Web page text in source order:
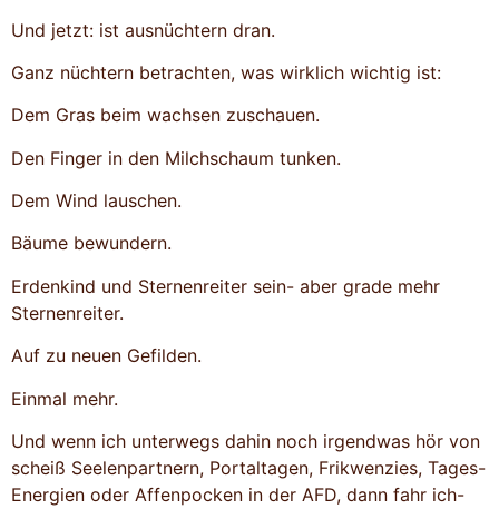
Und jetzt: ist ausnüchtern dran.
Ganz nüchtern betrachten, was wirklich wichtig ist:
Dem Gras beim wachsen zuschauen.
Den Finger in den Milchschaum tunken.
Dem Wind lauschen.
Bäume bewundern.
Erdenkind und Sternenreiter sein- aber grade mehr
Sternenreiter.
Auf zu neuen Gefilden.
Einmal mehr.
Und wenn ich unterwegs dahin noch irgendwas hör von
scheiß Seelenpartnern, Portaltagen, Frikwenzies, Tages-
Energien oder Affenpocken in der AFD, dann fahr ich-